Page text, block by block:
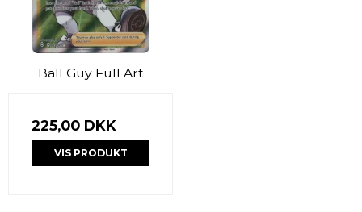
Ball Guy Full Art
225,00 DKK
VIS PRODUKT